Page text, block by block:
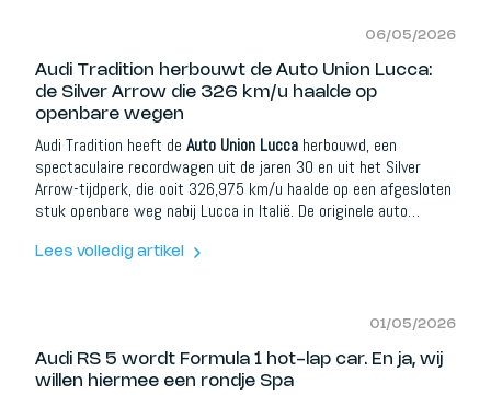
06/05/2026
Audi Tradition herbouwt de Auto Union Lucca:
de Silver Arrow die 326 km/u haalde op
openbare wegen
Audi Tradition heeft de Auto Union Lucca herbouwd, een
spectaculaire recordwagen uit de jaren 30 en uit het Silver
Arrow-tijdperk, die ooit 326,975 km/u haalde op een afgesloten
stuk openbare weg nabij Lucca in Italië. De originele auto
tot leven gebracht via een reconstructieproject van drie jaar,
Lees volledig artikel
01/05/2026
Audi RS 5 wordt Formula 1 hot-lap car. En ja, wij
willen hiermee een rondje Spa